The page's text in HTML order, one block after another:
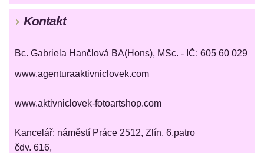
Kontakt
Bc. Gabriela Hančlová BA(Hons), MSc. - IČ: 605 60 029
www.agenturaaktivniclovek.com
www.aktivniclovek-fotoartshop.com
Kancelář: náměstí Práce 2512, Zlín, 6.patro
čdv. 616,